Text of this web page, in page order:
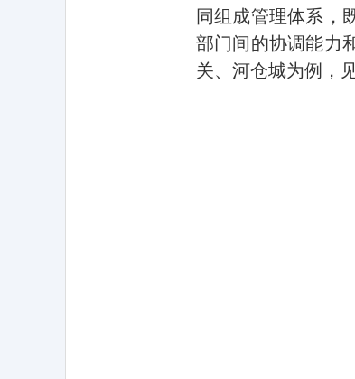
同组成管理体系，
部门间的协调能力
关、河仓城为例，